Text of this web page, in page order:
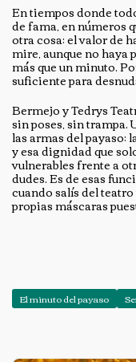
En tiempos donde
de fama, en números
otra cosa: el valor de
mire, aunque no haya
más que un minuto.
suficiente para
Bermejo y Tedrys
sin poses, sin trampa.
las armas del payaso:
y esa dignidad que
vulnerables frente a
dudes. Es de esas
cuando salís del
propias máscaras
El minuto del payaso